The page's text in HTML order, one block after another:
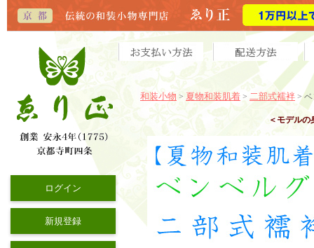
ログイン
新規登録
和装小物 > 夏物和装肌着 > 二部式襦袢 >
＜モデルの